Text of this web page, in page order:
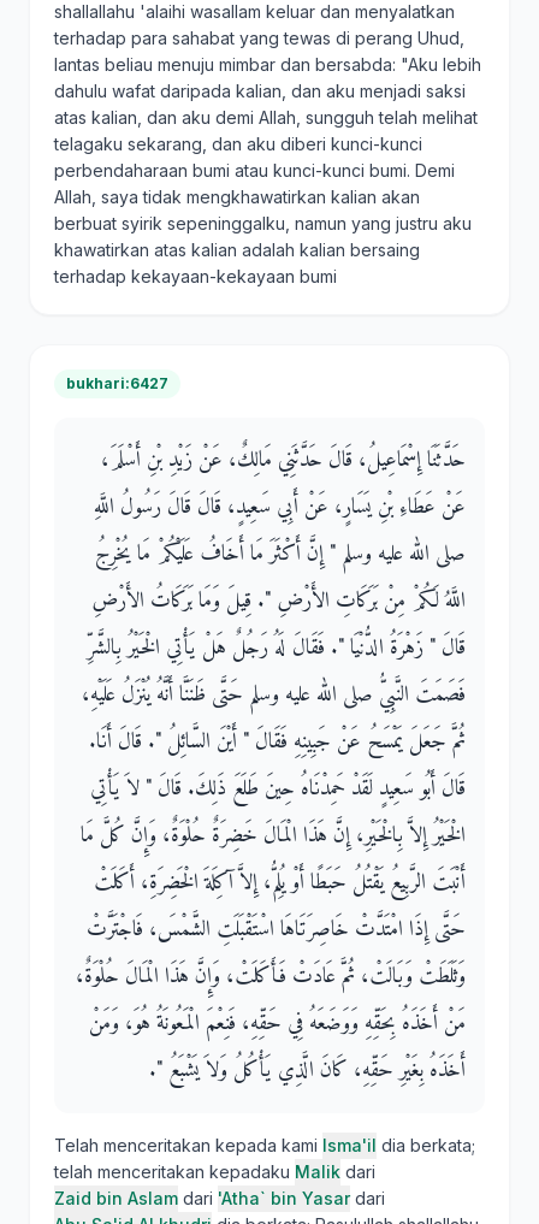
shallallahu 'alaihi wasallam keluar dan menyalatkan
terhadap para sahabat yang tewas di perang Uhud,
lantas beliau menuju mimbar dan bersabda: "Aku lebih
dahulu wafat daripada kalian, dan aku menjadi saksi
atas kalian, dan aku demi Allah, sungguh telah melihat
telagaku sekarang, dan aku diberi kunci-kunci
perbendaharaan bumi atau kunci-kunci bumi. Demi
Allah, saya tidak mengkhawatirkan kalian akan
berbuat syirik sepeninggalku, namun yang justru aku
khawatirkan atas kalian adalah kalian bersaing
terhadap kekayaan-kekayaan bumi
bukhari:6427
حَدَّثَنَا إِسْمَاعِيلُ، قَالَ حَدَّثَنِي مَالِكٌ، عَنْ زَيْدِ بْنِ أَسْلَمَ،
عَنْ عَطَاءِ بْنِ يَسَارٍ، عَنْ أَبِي سَعِيدٍ، قَالَ قَالَ رَسُولُ اللَّهِ
صلى الله عليه وسلم ‏"‏ إِنَّ أَكْثَرَ مَا أَخَافُ عَلَيْكُمْ مَا يُخْرِجُ
اللَّهُ لَكُمْ مِنْ بَرَكَاتِ الأَرْضِ ‏"‏‏.‏ قِيلَ وَمَا بَرَكَاتُ الأَرْضِ
قَالَ ‏"‏ زَهْرَةُ الدُّنْيَا ‏"‏‏.‏ فَقَالَ لَهُ رَجُلٌ هَلْ يَأْتِي الْخَيْرُ بِالشَّرِّ
فَصَمَتَ النَّبِيُّ صلى الله عليه وسلم حَتَّى ظَنَنَّا أَنَّهُ يُنْزَلُ عَلَيْهِ،
ثُمَّ جَعَلَ يَمْسَحُ عَنْ جَبِينِهِ فَقَالَ ‏"‏ أَيْنَ السَّائِلُ ‏"‏‏.‏ قَالَ أَنَا‏.‏
قَالَ أَبُو سَعِيدٍ لَقَدْ حَمِدْنَاهُ حِينَ طَلَعَ ذَلِكَ‏.‏ قَالَ ‏"‏ لاَ يَأْتِي
الْخَيْرُ إِلاَّ بِالْخَيْرِ، إِنَّ هَذَا الْمَالَ خَضِرَةٌ حُلْوَةٌ، وَإِنَّ كُلَّ مَا
أَنْبَتَ الرَّبِيعُ يَقْتُلُ حَبَطًا أَوْ يُلِمُّ، إِلاَّ آكِلَةَ الْخَضِرَةِ، أَكَلَتْ
حَتَّى إِذَا امْتَدَّتْ خَاصِرَتَاهَا اسْتَقْبَلَتِ الشَّمْسَ، فَاجْتَرَّتْ
وَثَلَطَتْ وَبَالَتْ، ثُمَّ عَادَتْ فَأَكَلَتْ، وَإِنَّ هَذَا الْمَالَ حُلْوَةٌ،
مَنْ أَخَذَهُ بِحَقِّهِ وَوَضَعَهُ فِي حَقِّهِ، فَنِعْمَ الْمَعُونَةُ هُوَ، وَمَنْ
أَخَذَهُ بِغَيْرِ حَقِّهِ، كَانَ الَّذِي يَأْكُلُ وَلاَ يَشْبَعُ ‏"‏‏.‏
Telah menceritakan kepada kami Isma'il dia berkata;
telah menceritakan kepadaku Malik dari
Zaid bin Aslam dari 'Atha` bin Yasardari